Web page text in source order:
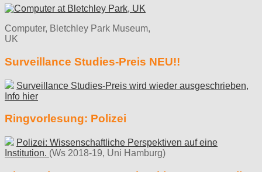
Computer, Bletchley Park Museum,
UK
Surveillance Studies-Preis NEU!!
Surveillance Studies-Preis wird wieder ausgeschrieben,
Info hier
Ringvorlesung: Polizei
Polizei: Wissenschaftliche Perspektiven auf eine
Institution. (Ws 2018-19, Uni Hamburg)